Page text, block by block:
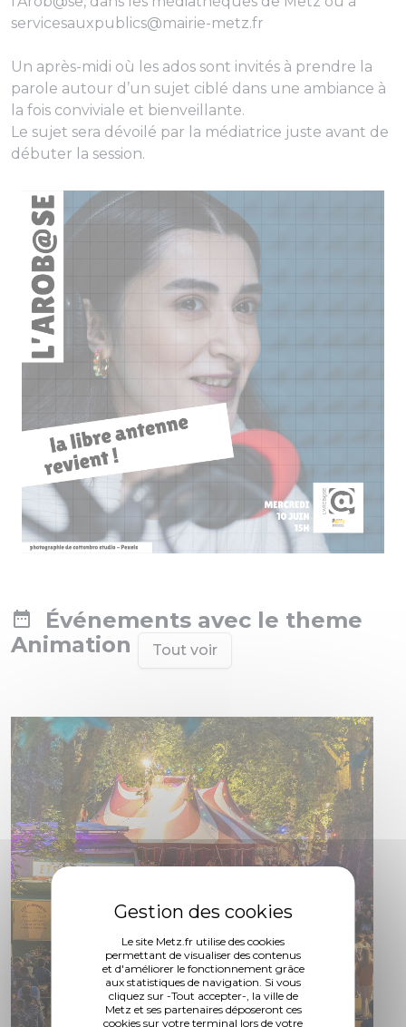
Le site Metz.fr utilise des cookies
permettant de visualiser des contenus
et d'améliorer le fonctionnement grâce
aux statistiques de navigation. Si vous
cliquez sur -Tout accepter-, la ville de
Metz et ses partenaires déposeront ces
cookies sur votre terminal lors de votre
servicesauxpublics@mairie-metz.fr
Un après-midi où les ados sont invités à prendre la
parole autour d’un sujet ciblé dans une ambiance à
la fois conviviale et bienveillante.
Le sujet sera dévoilé par la médiatrice juste avant de
débuter la session.
Événements avec le theme
Animation
Tout voir